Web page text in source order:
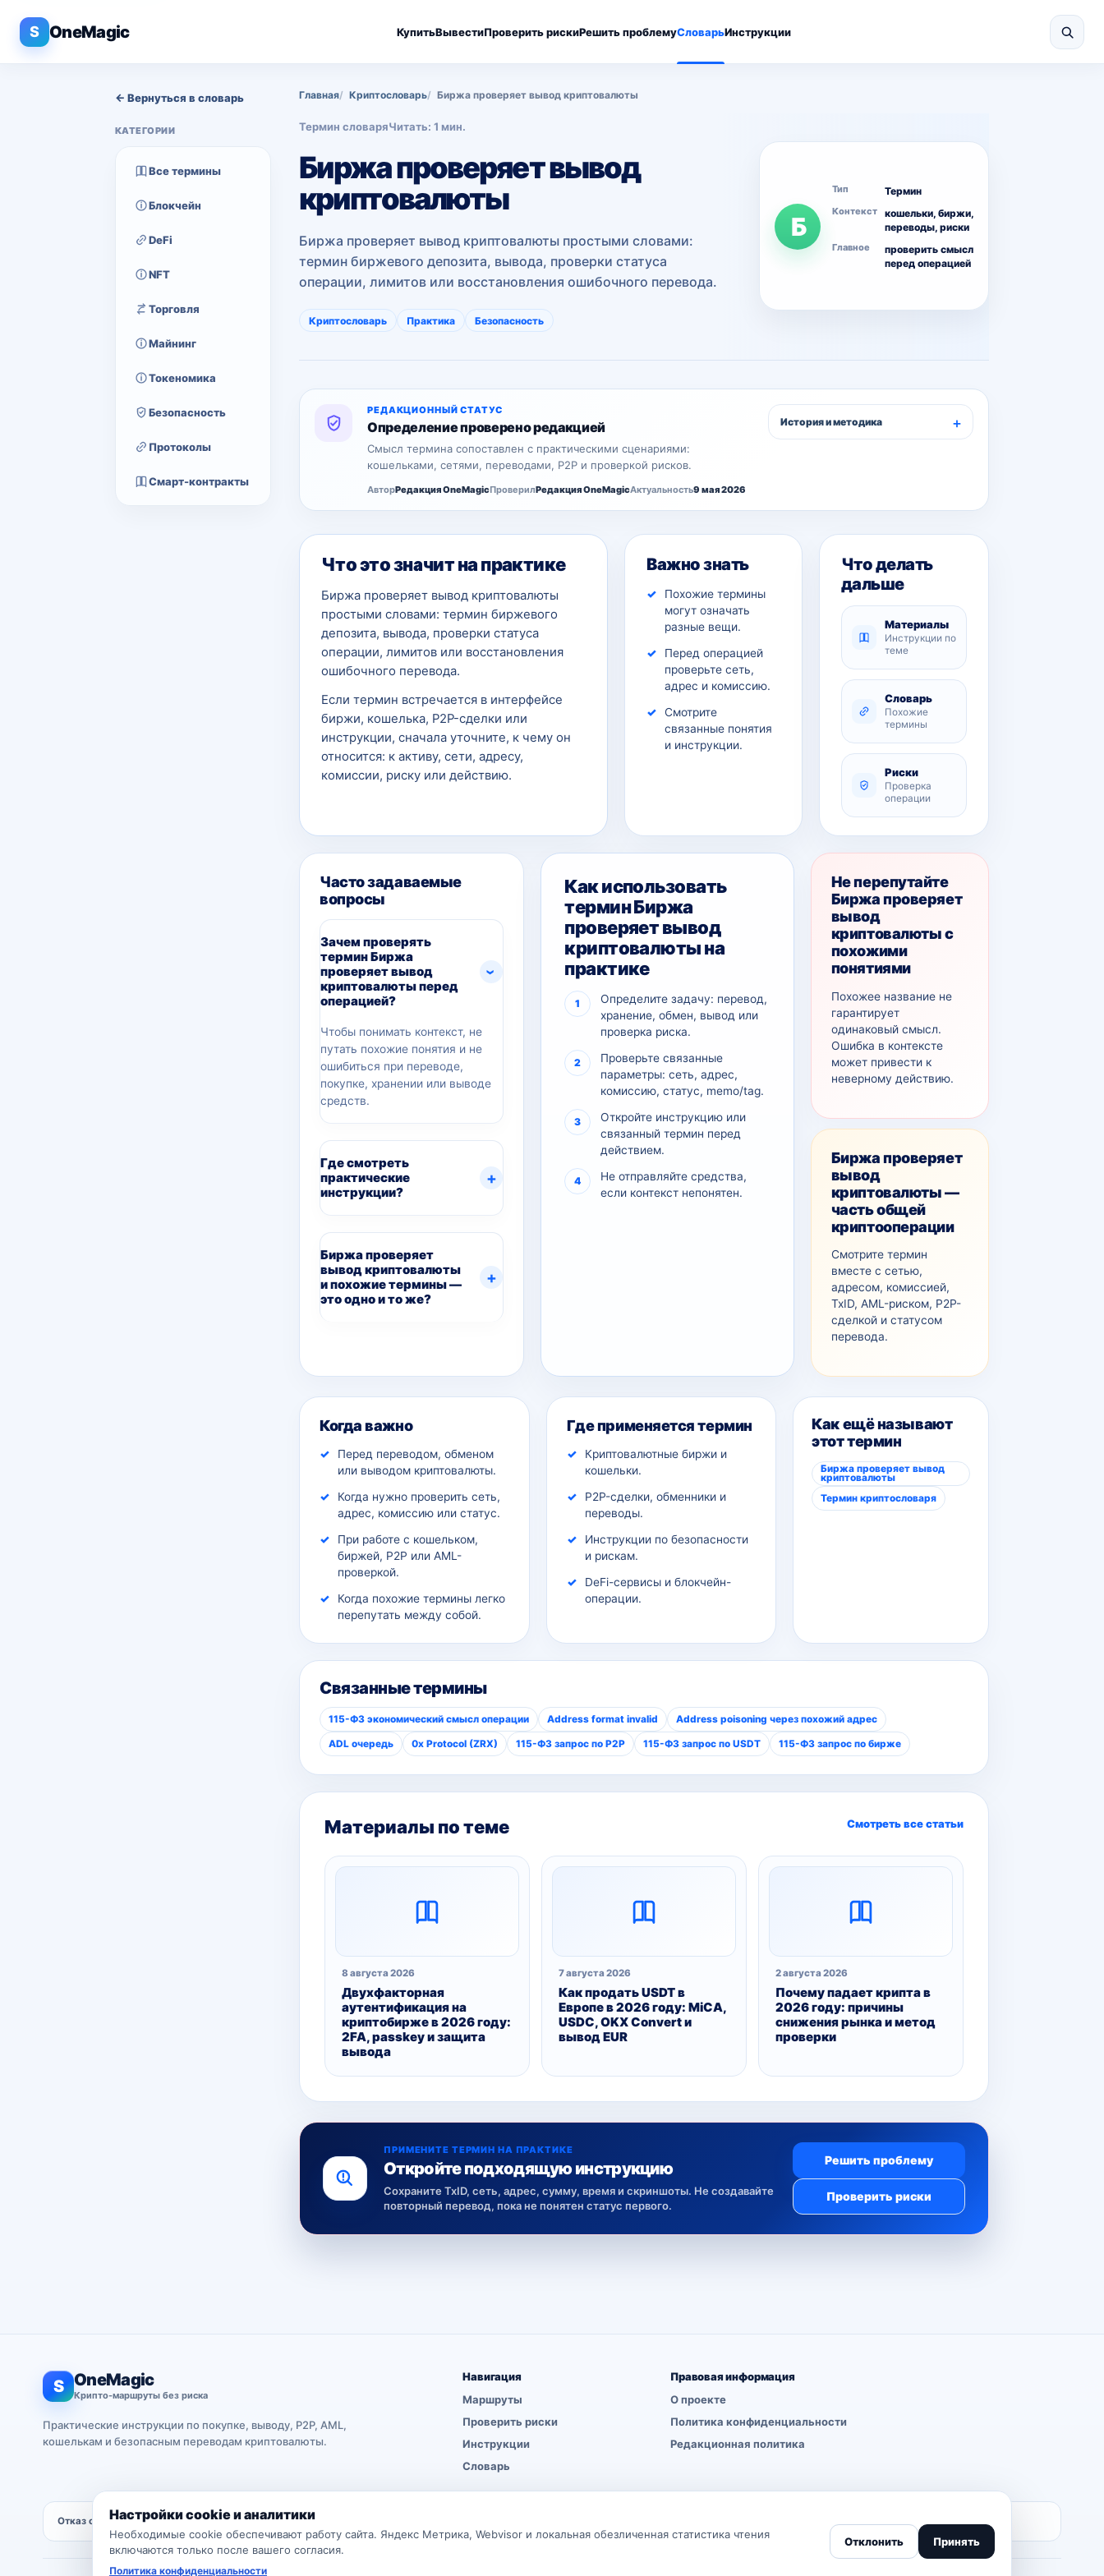
S OneMagic КупитьВывестиПроверить рискиРешить проблемуСловарьИнструкции
← Вернуться в словарь
КАТЕГОРИИ
Все термины
Блокчейн
DeFi
NFT
Торговля
Майнинг
Токеномика
Безопасность
Протоколы
Смарт-контракты
Главная Криптословарь Биржа проверяет вывод криптовалюты
Термин словаряЧитать: 1 мин.
Биржа проверяет вывод
криптовалюты
Биржа проверяет вывод криптовалюты простыми словами:
термин биржевого депозита, вывода, проверки статуса
операции, лимитов или восстановления ошибочного перевода.
Криптословарь Практика Безопасность
Б
Тип Термин
Контекст
кошельки, биржи,
переводы, риски
Главное
проверить смысл
перед операцией
РЕДАКЦИОННЫЙ СТАТУС
Определение проверено редакцией
Смысл термина сопоставлен с практическими сценариями:
кошельками, сетями, переводами, P2P и проверкой рисков.
АвторРедакция OneMagicПроверилРедакция OneMagicАктуальность9 мая 2026
История и методика
Что это значит на практике
Биржа проверяет вывод криптовалюты
простыми словами: термин биржевого
депозита, вывода, проверки статуса
операции, лимитов или восстановления
ошибочного перевода.
Если термин встречается в интерфейсе
биржи, кошелька, P2P-сделки или
инструкции, сначала уточните, к чему он
относится: к активу, сети, адресу,
комиссии, риску или действию.
Важно знать
Похожие термины
могут означать
разные вещи.
Перед операцией
проверьте сеть,
адрес и комиссию.
Смотрите
связанные понятия
и инструкции.
Что делать
дальше
Материалы
Инструкции по
теме
Словарь
Похожие
термины
Риски
Проверка
операции
Часто задаваемые
вопросы
Зачем проверять
термин Биржа
проверяет вывод
криптовалюты перед
операцией?
Чтобы понимать контекст, не
путать похожие понятия и не
ошибиться при переводе,
покупке, хранении или выводе
средств.
Где смотреть
практические
инструкции?
Биржа проверяет
вывод криптовалюты
и похожие термины —
это одно и то же?
Как использовать
термин Биржа
проверяет вывод
криптовалюты на
практике
Определите задачу: перевод,
хранение, обмен, вывод или
проверка риска.
Проверьте связанные
параметры: сеть, адрес,
комиссию, статус, memo/tag.
Откройте инструкцию или
связанный термин перед
действием.
Не отправляйте средства,
если контекст непонятен.
Не перепутайте
Биржа проверяет
вывод
криптовалюты с
похожими
понятиями
Похожее название не
гарантирует
одинаковый смысл.
Ошибка в контексте
может привести к
неверному действию.
Биржа проверяет
вывод
криптовалюты —
часть общей
криптооперации
Смотрите термин
вместе с сетью,
адресом, комиссией,
TxID, AML-рискoм, P2P-
сделкой и статусом
перевода.
Дополнительный контекст
Когда важно
Перед переводом, обменом
или выводом криптовалюты.
Когда нужно проверить сеть,
адрес, комиссию или статус.
При работе с кошельком,
биржей, P2P или AML-
проверкой.
Когда похожие термины легко
перепутать между собой.
Где применяется термин
Криптовалютные биржи и
кошельки.
P2P-сделки, обменники и
переводы.
Инструкции по безопасности
и рискам.
DeFi-сервисы и блокчейн-
операции.
Как ещё называют
этот термин
Биржа проверяет вывод
криптовалюты
Термин криптословаря
Связанные термины
115-ФЗ экономический смысл операции Address format invalid Address poisoning через похожий адрес
ADL очередь 0x Protocol (ZRX) 115-ФЗ запрос по P2P 115-ФЗ запрос по USDT 115-ФЗ запрос по бирже
Материалы по теме Смотреть все статьи
8 августа 2026
Двухфакторная
аутентификация на
криптобирже в 2026 году:
2FA, passkey и защита
вывода
7 августа 2026
Как продать USDT в
Европе в 2026 году: MiCA,
USDC, OKX Convert и
вывод EUR
2 августа 2026
Почему падает крипта в
2026 году: причины
снижения рынка и метод
проверки
ПРИМЕНИТЕ ТЕРМИН НА ПРАКТИКЕ
Откройте подходящую инструкцию
Сохраните TxID, сеть, адрес, сумму, время и скриншоты. Не создавайте
повторный перевод, пока не понятен статус первого.
Решить проблему
Проверить риски
S OneMagic
Крипто-маршруты без риска
Практические инструкции по покупке, выводу, P2P, AML,
кошелькам и безопасным переводам криптовалюты.
Навигация
Маршруты
Проверить риски
Инструкции
Словарь
Правовая информация
О проекте
Политика конфиденциальности
Редакционная политика
Отказ от ответственности.Материалы OneMagic носят информационный характер и не являются индивидуальной финансовой, инвестиционной, налоговой или юридической рекомендацией.
Настройки cookie и аналитики
Необходимые cookie обеспечивают работу сайта. Яндекс Метрика, Webvisor и локальная обезличенная статистика чтения
включаются только после вашего согласия.
Политика конфиденциальности
Отклонить Принять